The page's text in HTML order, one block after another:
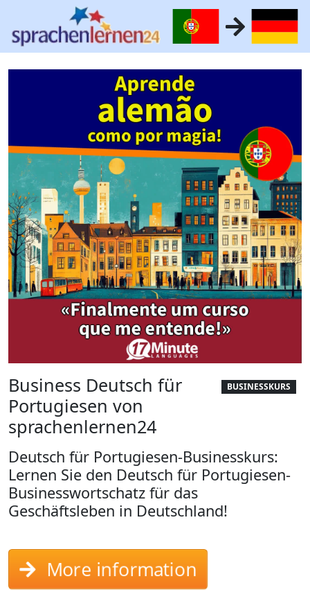
BUSINESSKURS
Business Deutsch für
Portugiesen von
sprachenlernen24
Deutsch für Portugiesen-Businesskurs:
Lernen Sie den Deutsch für Portugiesen-
Businesswortschatz für das
Geschäftsleben in Deutschland!
More information